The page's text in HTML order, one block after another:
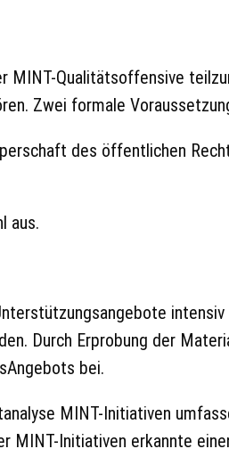
MINT-Qualitätsoffensive
Zwei formale
des öffentlichen
aus.
Durch Erprobung der
bei.
MINT-Initiativen
MINT-Initiativen erkannte